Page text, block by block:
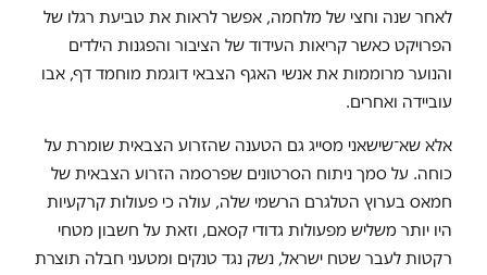
לאחר שנה וחצי של מלחמה, אפשר לראות את טביעת רגלו של
הפרויקט כאשר קריאות העידוד של הציבור והפגנות הילדים
והנוער מרוממות את אנשי האגף הצבאי דוגמת מוחמד דף, אבו
עוביידה ואחרים.
אלא שא־שישאני מסייג גם הטענה שהזרוע הצבאית שומרת על
כוחה. על סמך ניתוח הסרטונים שפרסמה הזרוע הצבאית של
חמאס בערוץ הטלגרם הרשמי שלה, עולה כי פעולות קרקעיות
היו יותר משליש מפעולות גדודי קסאם, וזאת על חשבון מטחי
רקטות לעבר שטח ישראל, נשק נגד טנקים ומטעני חבלה תוצרת